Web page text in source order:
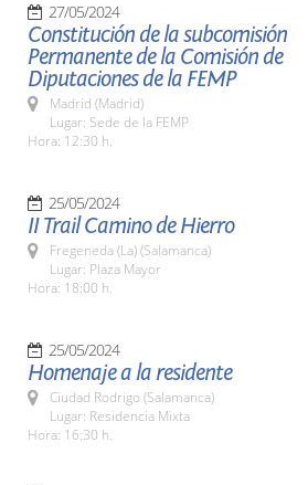
27/05/2024
Constitución de la subcomisión
Permanente de la Comisión de
Diputaciones de la FEMP
Madrid (Madrid)
Lugar: Sede de la FEMP
Hora: 12:30 h.
25/05/2024
II Trail Camino de Hierro
Fregeneda (La) (Salamanca)
Lugar: Plaza Mayor
Hora: 18:00 h.
25/05/2024
Homenaje a la residente
Ciudad Rodrigo (Salamanca)
Lugar: Residencia Mixta
Hora: 16:30 h.